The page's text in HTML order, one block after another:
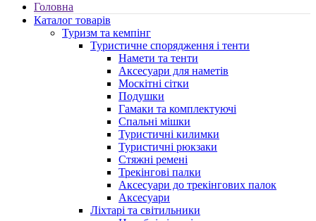
Головна
Каталог товарів
Туризм та кемпінг
Туристичне спорядження і тенти
Намети та тенти
Аксесуари для наметів
Москітні сітки
Подушки
Гамаки та комплектуючі
Спальні мішки
Туристичні килимки
Туристичні рюкзаки
Стяжні ремені
Трекінгові палки
Аксесуари до трекінгових палок
Аксесуари
Ліхтарі та світильники